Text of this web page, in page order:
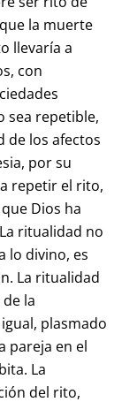
la muerte
llevaría a
con
sea repetible,
de los afectos
por su
repetir el rito,
Dios ha
ritualidad no
lo divino, es
La ritualidad
la
plasmado
pareja en el
La
del rito,